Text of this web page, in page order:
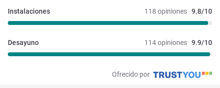
118 opiniones 9.8/10
Instalaciones
114 opiniones 9.9/10
Desayuno
Ofrecido por